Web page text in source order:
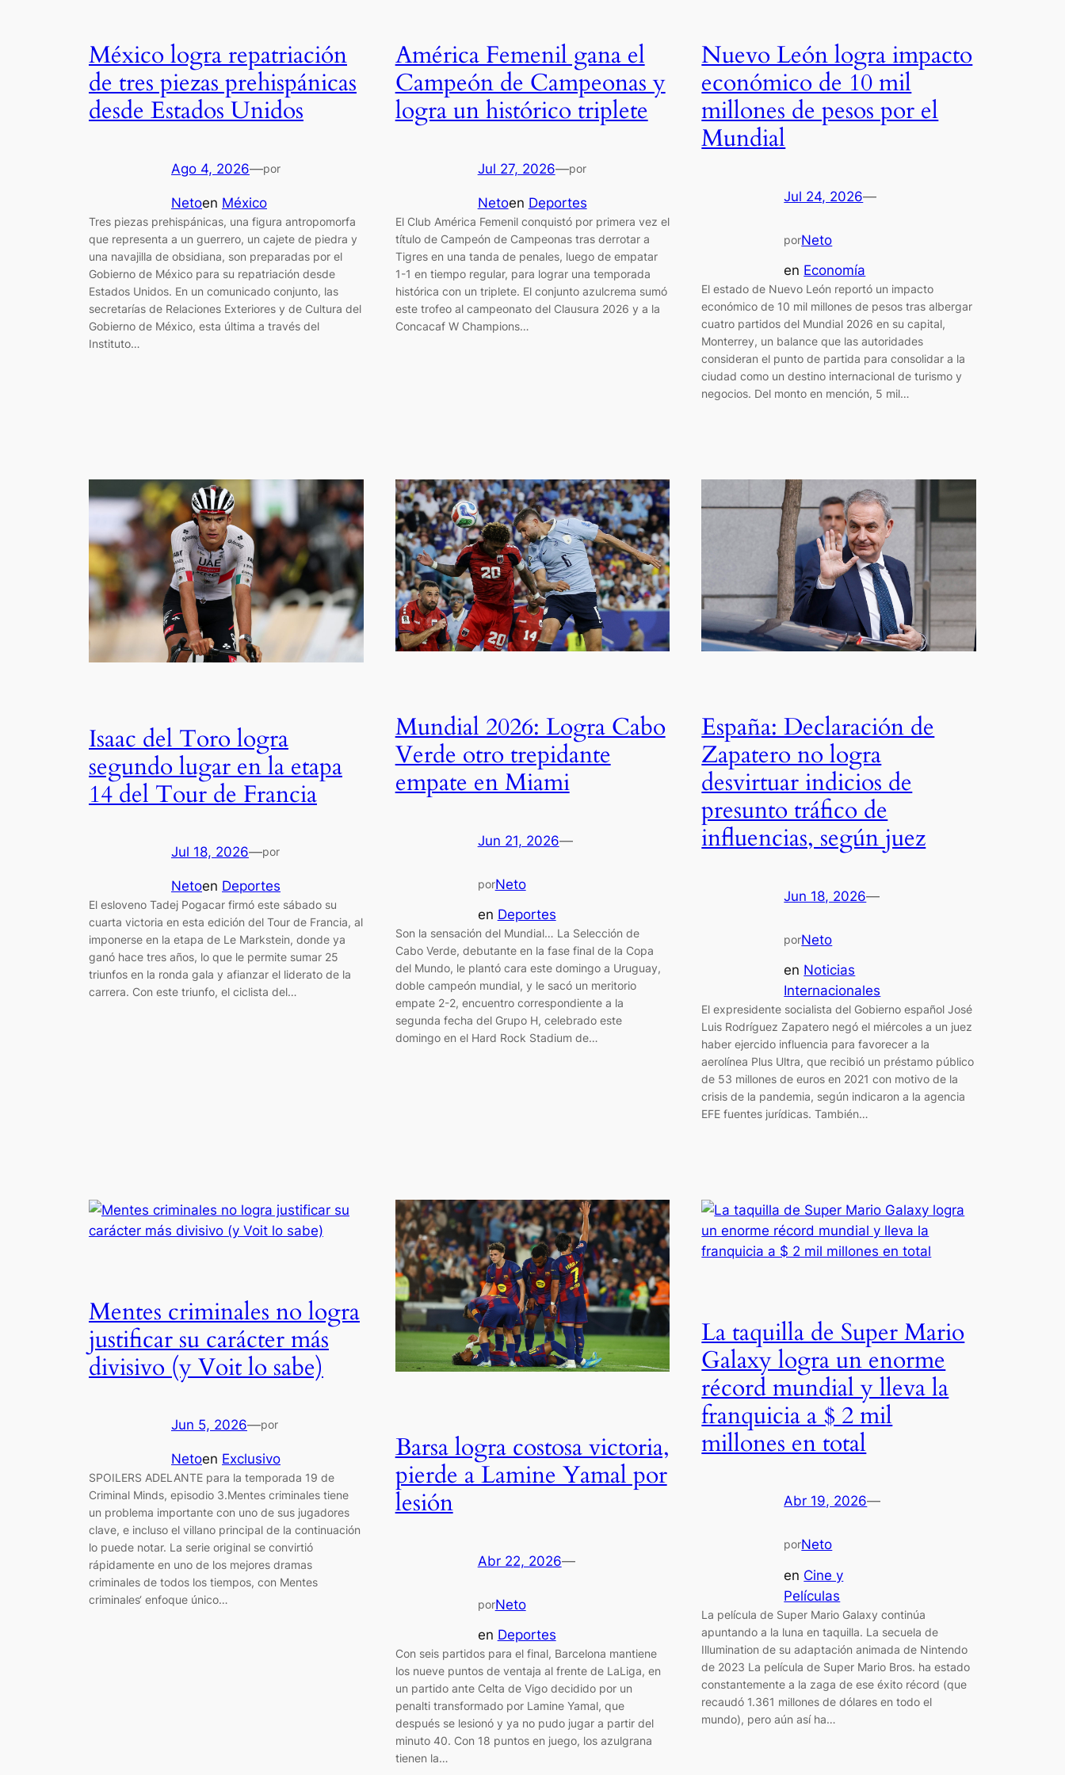
México logra repatriación
de tres piezas prehispánicas
desde Estados Unidos
Ago 4, 2026—por
Netoen México
Tres piezas prehispánicas, una figura antropomorfa
que representa a un guerrero, un cajete de piedra y
una navajilla de obsidiana, son preparadas por el
Gobierno de México para su repatriación desde
Estados Unidos. En un comunicado conjunto, las
secretarías de Relaciones Exteriores y de Cultura del
Gobierno de México, esta última a través del
Instituto…
América Femenil gana el
Campeón de Campeonas y
logra un histórico triplete
Jul 27, 2026—por
Netoen Deportes
El Club América Femenil conquistó por primera vez el
título de Campeón de Campeonas tras derrotar a
Tigres en una tanda de penales, luego de empatar
1-1 en tiempo regular, para lograr una temporada
histórica con un triplete. El conjunto azulcrema sumó
este trofeo al campeonato del Clausura 2026 y a la
Concacaf W Champions…
Nuevo León logra impacto
económico de 10 mil
millones de pesos por el
Mundial
Jul 24, 2026—
porNeto
en Economía
El estado de Nuevo León reportó un impacto
económico de 10 mil millones de pesos tras albergar
cuatro partidos del Mundial 2026 en su capital,
Monterrey, un balance que las autoridades
consideran el punto de partida para consolidar a la
ciudad como un destino internacional de turismo y
negocios. Del monto en mención, 5 mil…
Isaac del Toro logra
segundo lugar en la etapa
14 del Tour de Francia
Jul 18, 2026—por
Netoen Deportes
El esloveno Tadej Pogacar firmó este sábado su
cuarta victoria en esta edición del Tour de Francia, al
imponerse en la etapa de Le Markstein, donde ya
ganó hace tres años, lo que le permite sumar 25
triunfos en la ronda gala y afianzar el liderato de la
carrera. Con este triunfo, el ciclista del…
Mundial 2026: Logra Cabo
Verde otro trepidante
empate en Miami
Jun 21, 2026—
porNeto
en Deportes
Son la sensación del Mundial… La Selección de
Cabo Verde, debutante en la fase final de la Copa
del Mundo, le plantó cara este domingo a Uruguay,
doble campeón mundial, y le sacó un meritorio
empate 2-2, encuentro correspondiente a la
segunda fecha del Grupo H, celebrado este
domingo en el Hard Rock Stadium de…
España: Declaración de
Zapatero no logra
desvirtuar indicios de
presunto tráfico de
influencias, según juez
Jun 18, 2026—
porNeto
en Noticias
Internacionales
El expresidente socialista del Gobierno español José
Luis Rodríguez Zapatero negó el miércoles a un juez
haber ejercido influencia para favorecer a la
aerolínea Plus Ultra, que recibió un préstamo público
de 53 millones de euros en 2021 con motivo de la
crisis de la pandemia, según indicaron a la agencia
EFE fuentes jurídicas. También…
Mentes criminales no logra
justificar su carácter más
divisivo (y Voit lo sabe)
Jun 5, 2026—por
Netoen Exclusivo
SPOILERS ADELANTE para la temporada 19 de
Criminal Minds, episodio 3.Mentes criminales tiene
un problema importante con uno de sus jugadores
clave, e incluso el villano principal de la continuación
lo puede notar. La serie original se convirtió
rápidamente en uno de los mejores dramas
criminales de todos los tiempos, con Mentes
criminales‘ enfoque único…
Barsa logra costosa victoria,
pierde a Lamine Yamal por
lesión
Abr 22, 2026—
porNeto
en Deportes
Con seis partidos para el final, Barcelona mantiene
los nueve puntos de ventaja al frente de LaLiga, en
un partido ante Celta de Vigo decidido por un
penalti transformado por Lamine Yamal, que
después se lesionó y ya no pudo jugar a partir del
minuto 40. Con 18 puntos en juego, los azulgrana
tienen la…
La taquilla de Super Mario
Galaxy logra un enorme
récord mundial y lleva la
franquicia a $ 2 mil
millones en total
Abr 19, 2026—
porNeto
en Cine y
Películas
La película de Super Mario Galaxy continúa
apuntando a la luna en taquilla. La secuela de
Illumination de su adaptación animada de Nintendo
de 2023 La película de Super Mario Bros. ha estado
constantemente a la zaga de ese éxito récord (que
recaudó 1.361 millones de dólares en todo el
mundo), pero aún así ha…